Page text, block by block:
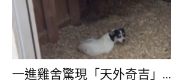
一進雞舍驚現「天外奇吉」...